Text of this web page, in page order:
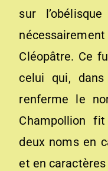
sur
Cléopâtre. Ce
celui qui, dans
renferme le
Champollion
deux noms en
et en